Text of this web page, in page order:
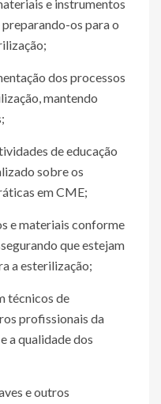
e instrumentos
os para o
dos processos
mantendo
de educação
sobre os
em CME;
e materiais conforme
que estejam
a esterilização;
técnicos de
profissionais da
a qualidade dos
e outros